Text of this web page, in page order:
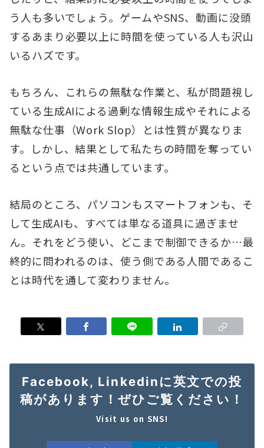
う人も多いでしょう。ゲームやSNS、動画に没頭
するあまり必要以上に時間を使っている人も沢山
いるハズです。
もちろん、これらの無駄な作業と、私が問題視し
ている生成AIによる過剰な情報生成やそれによる
無駄な仕事（Work Slop）とは性質が異なりま
す。しかし、結果として私たちの時間を奪ってい
るという点では共通しています。
結局のところ、パソコンもスマートフォンも、そ
して生成AIも、すべては単なる道具に過ぎませ
ん。それをどう使い、どこまで制御できるか…最
終的に問われるのは、使う側である人間であるこ
とは時代を通して変わりません。
Facebook, Linkedinに英文での投
稿があります！ぜひご覧ください！
Visit us on SNS!